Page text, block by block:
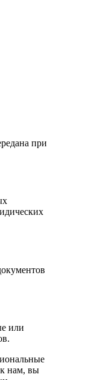
при
или
нам, вы